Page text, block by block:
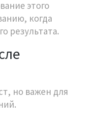
этого
когда
результата.
но важен для